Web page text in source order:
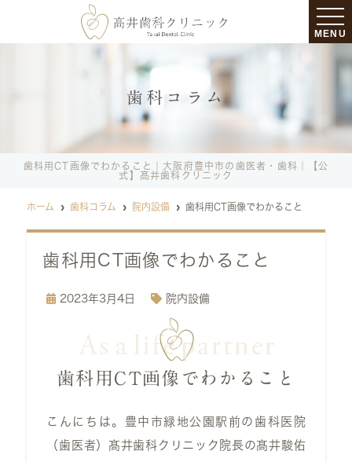
MENU
歯科コラム
歯科用CT画像でわかること｜大阪府豊中市の歯医者・歯科｜【公
式】髙井歯科クリニック
ホーム 歯科コラム 院内設備 歯科用CT画像でわかること
歯科用CT画像でわかること
2023年3月4日 院内設備
歯科用CT画像でわかること
こんにちは。豊中市緑地公園駅前の歯科医院
（歯医者）髙井歯科クリニック院長の髙井駿佑